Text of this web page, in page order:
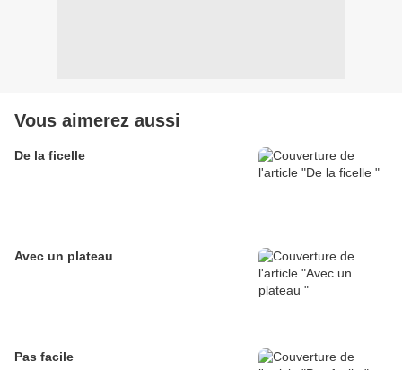
Vous aimerez aussi
De la ficelle
Avec un plateau
Pas facile